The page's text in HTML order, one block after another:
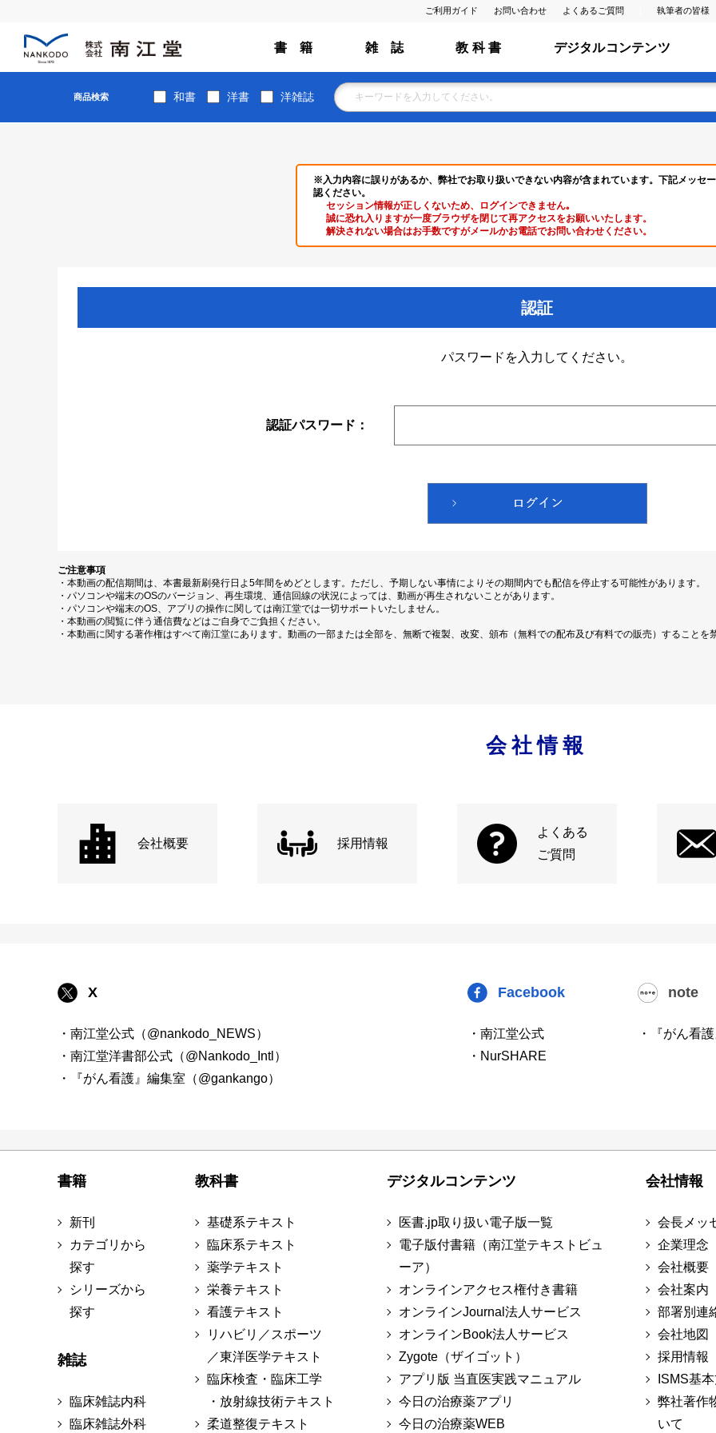
ご利用ガイド お問い合わせ よくあるご質問 執筆者の皆様
書 籍 雑 誌 教 科 書 デジタルコンテンツ
商品検索 和書 洋書 洋雑誌
※入力内容に誤りがあるか、弊社でお取り扱いできない内容が含まれています。下記メッセ
認ください。
セッション情報が正しくないため、ログインできません｡
誠に恐れ入りますが一度ブラウザを閉じて再アクセスをお願いいたします。
解決されない場合はお手数ですがメールかお電話でお問い合わせください。
認証
パスワードを入力してください。
認証パスワード：
ご注意事項
・本動画の配信期間は、本書最新刷発行日よ5年間をめどとします。ただし、予期しない事情によりその期間内でも配信を停止する可能性があります。
・パソコンや端末のOSのバージョン、再生環境、通信回線の状況によっては、動画が再生されないことがあります。
・パソコンや端末のOS、アプリの操作に関しては南江堂では一切サポートいたしません。
・本動画の閲覧に伴う通信費などはご自身でご負担ください。
・本動画に関する著作権はすべて南江堂にあります。動画の一部または全部を、無断で複製、改変、頒布（無料での配布及び有料での販売）することを
会社情報
会社概要 採用情報
よくある
ご質問
X
・南江堂公式（@nankodo_NEWS）
・南江堂洋書部公式（@Nankodo_Intl）
・『がん看護』編集室（@gankango）
Facebook
・南江堂公式
・NurSHARE
note
・『がん看
書籍
新刊
カテゴリから
探す
シリーズから
探す
雑誌
臨床雑誌内科
臨床雑誌外科
教科書
基礎系テキスト
臨床系テキスト
薬学テキスト
栄養テキスト
看護テキスト
リハビリ／スポーツ
／東洋医学テキスト
臨床検査・臨床工学
・放射線技術テキスト
柔道整復テキスト
デジタルコンテンツ
医書.jp取り扱い電子版一覧
電子版付書籍（南江堂テキストビュ
ーア）
オンラインアクセス権付き書籍
オンラインJournal法人サービス
オンラインBook法人サービス
Zygote（ザイゴット）
アプリ版 当直医実践マニュアル
今日の治療薬アプリ
今日の治療薬WEB
会社情報
会長メッ
企業理念
会社概要
会社案内
部署別連
会社地図
採用情報
ISMS基
弊社著作
いて